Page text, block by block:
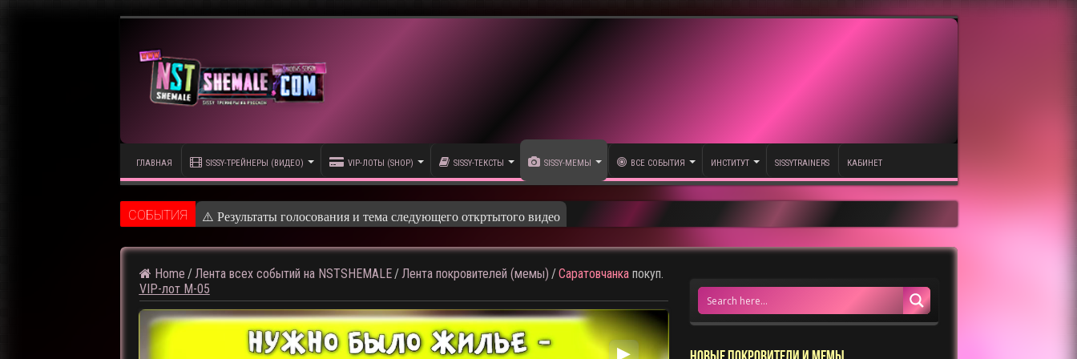
ГЛАВНАЯ SISSY-ТРЕЙНЕРЫ (ВИДЕО) VIP-ЛОТЫ (SHOP) SISSY-ТЕКСТЫ SISSY-МЕМЫ ВСЕ СОБЫТИЯ ИНСТИТУТ SISSYTRAINERS КАБИНЕТ
CОБЫТИЯ ⚠️ Результаты голосования и тема следующего откртытого видео
Home / Лента всех событий на NSTSHEMALE / Лента покровителей (мемы) /Саратовчанкапокуп.
VIP-лот M-05
▶